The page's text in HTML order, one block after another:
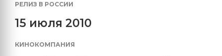
РЕЛИЗ В РОССИИ
15 июля 2010
КИНОКОМПАНИЯ